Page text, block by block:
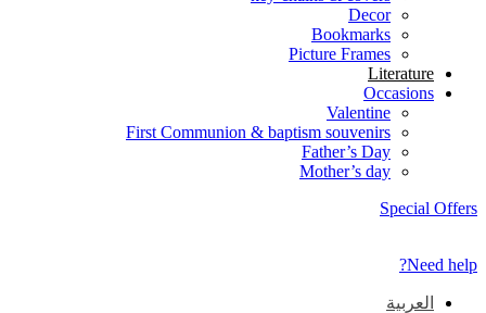
Decor
Bookmarks
Picture Frames
Literature
Occasions
Valentine
First Communion & baptism souvenirs
Father’s Day
Mother’s day
Special Offers
Need help?
العربية